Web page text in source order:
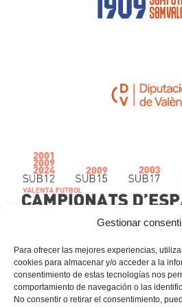
Gestionar
Para ofrecer las mejores experiencias,
cookies para almacenar y/o acceder a la
consentimiento de estas tecnologías nos
comportamiento de navegación o las
No consentir o retirar el consentimiento,
Selecció